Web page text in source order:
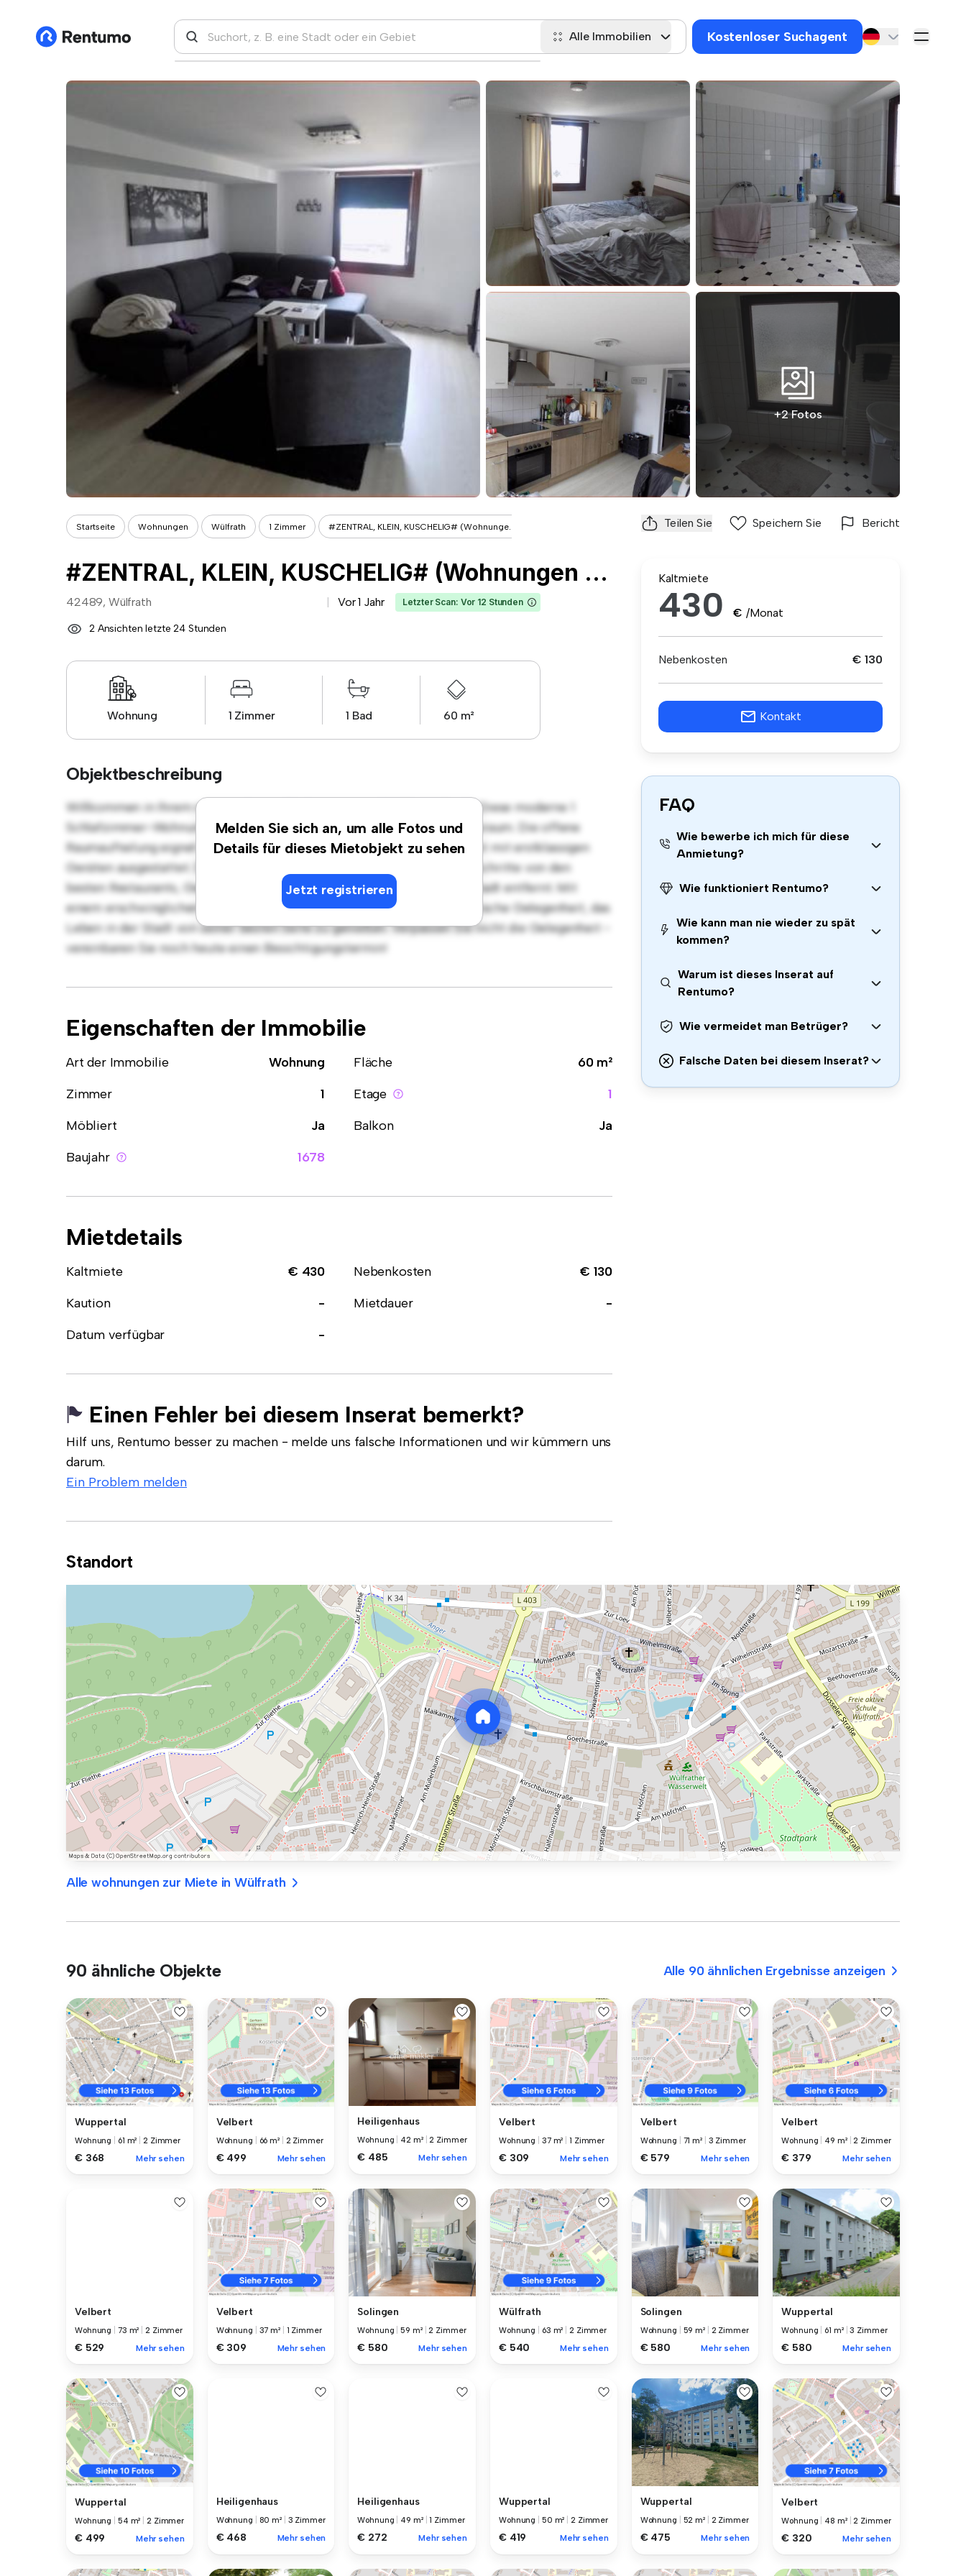
Alle Immobilien Kostenloser Suchagent
+2 Fotos
Startseite Wohnungen Wülfrath 1 Zimmer #ZENTRAL, KLEIN, KUSCHELIG# (Wohnunge... Teilen Sie Speichern Sie Bericht
#ZENTRAL, KLEIN, KUSCHELIG# (Wohnungen Wülfrath)
42489, Wülfrath Vor 1 Jahr Letzter Scan: Vor 12 Stunden
2 Ansichten letzte 24 Stunden
Wohnung 1 Zimmer 1 Bad 60 m²
Objektbeschreibung
Melden Sie sich an, um alle Fotos und
Details für dieses Mietobjekt zu sehen
Jetzt registrieren
Willkommen in Ihrem neuen urbanen Rückzugsort in 42489, Wülfrath! Diese moderne 1
Schlafzimmer-Wohnung bietet einen stilvollen und gemütlichen Lebensraum. Die offene
Raumaufteilung eignet sich perfekt für Gäste, und die elegante Küche ist mit erstklassigen
Geräten ausgestattet. Dank der erstklassigen Lage sind Sie nur wenige Schritte von den
besten Restaurants, Geschäften und Unterhaltungsmöglichkeiten der Stadt entfernt. Mit
einem erschwinglichen Preis von € 430 ist diese Wohnung eine fantastische Gelegenheit, das
Leben in der Stadt von seiner besten Seite zu genießen. Verpassen Sie nicht die Gelegenheit -
vereinbaren Sie noch heute einen Besichtigungstermin!
Eigenschaften der Immobilie
Art der Immobilie Wohnung Fläche
60 m²
Zimmer
1 Etage
1
Möbliert
Ja Balkon
Ja
Baujahr
1678
Mietdetails
Kaltmiete € 430 Nebenkosten
€ 130
Kaution
- Mietdauer
-
Datum verfügbar
-
Einen Fehler bei diesem Inserat bemerkt?
Hilf uns, Rentumo besser zu machen - melde uns falsche Informationen und wir kümmern uns
darum.
Ein Problem melden
Kaltmiete
430 € /Monat
Nebenkosten € 130
Kontakt
FAQ
Wie bewerbe ich mich für diese
Anmietung?
Wie funktioniert Rentumo?
Wie kann man nie wieder zu spät
kommen?
Warum ist dieses Inserat auf
Rentumo?
Wie vermeidet man Betrüger?
Falsche Daten bei diesem Inserat?
Standort
Alle wohnungen zur Miete in Wülfrath
90 ähnliche Objekte Alle 90 ähnlichen Ergebnisse anzeigen
Wuppertal
Wohnung 61 m² 2 Zimmer
€ 368 Mehr sehen
Velbert
Wohnung 66 m² 2 Zimmer
€ 499 Mehr sehen
Heiligenhaus
Wohnung 42 m² |2 Zimmer
€ 485 Mehr sehen
Velbert
Wohnung 37 m² 1 Zimmer
€ 309 Mehr sehen
Velbert
Wohnung 71 m² 3 Zimmer
€ 579 Mehr sehen
Velbert
Wohnung 49 m² 2 Zimmer
€ 379 Mehr sehen
Velbert
Wohnung 73 m² |2 Zimmer
€ 529 Mehr sehen
Velbert
Wohnung 37 m² 1 Zimmer
€ 309 Mehr sehen
Solingen
Wohnung |59 m² |2 Zimmer
€ 580 Mehr sehen
Wülfrath
Wohnung 63 m² 2 Zimmer
€ 540 Mehr sehen
Solingen
Wohnung 59 m² 2 Zimmer
€ 580 Mehr sehen
Wuppertal
Wohnung 61 m² |3 Zimmer
€ 580 Mehr sehen
Wuppertal
Wohnung 54 m² |2 Zimmer
€ 499 Mehr sehen
Heiligenhaus
Wohnung 80 m² 3 Zimmer
€ 468 Mehr sehen
Heiligenhaus
Wohnung 49 m² |1 Zimmer
€ 272 Mehr sehen
Wuppertal
Wohnung 50 m² 2 Zimmer
€ 419 Mehr sehen
Wuppertal
Wohnung 52 m² 2 Zimmer
€ 475 Mehr sehen
Velbert
Wohnung 48 m² |2 Zimmer
€ 320 Mehr sehen